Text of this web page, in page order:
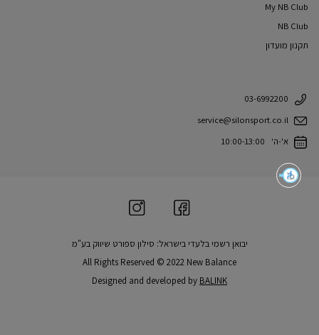
My NB Club
NB Club
תקנון מועדון
03-6992200
service@silonsport.co.il
א'-ה' 10:00-13:00
יבואן רשמי בלעדי בישראל: סילון ספורט שיווק בע"מ
All Rights Reserved © 2022 New Balance
Designed and developed by BALINK